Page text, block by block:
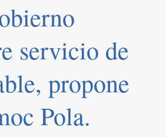
servicio de
propone
Pola.